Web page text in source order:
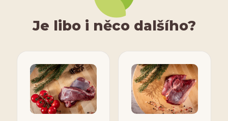
Je libo i něco dalšího?